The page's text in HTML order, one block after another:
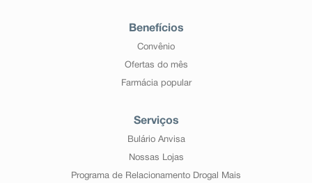
Benefícios
Convênio
Ofertas do mês
Farmácia popular
Serviços
Bulário Anvisa
Nossas Lojas
Programa de Relacionamento Drogal Mais